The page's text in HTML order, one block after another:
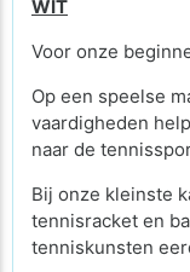
WIT
Voor onze
Op een speelse
vaardigheden
naar de
Bij onze kleinste
tennisracket en
tenniskunsten